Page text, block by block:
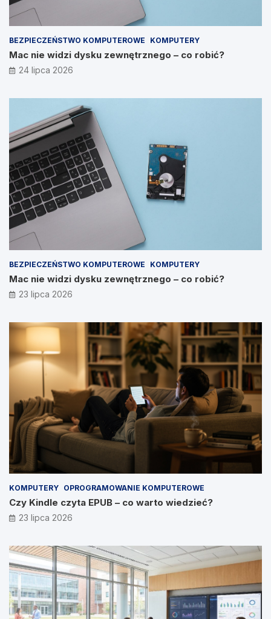
BEZPIECZEŃSTWO KOMPUTEROWE KOMPUTERY
Mac nie widzi dysku zewnętrznego – co robić?
24 lipca 2026
BEZPIECZEŃSTWO KOMPUTEROWE KOMPUTERY
Mac nie widzi dysku zewnętrznego – co robić?
23 lipca 2026
KOMPUTERY OPROGRAMOWANIE KOMPUTEROWE
Czy Kindle czyta EPUB – co warto wiedzieć?
23 lipca 2026